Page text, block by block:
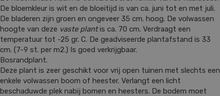
De bloemkleur is wit en de bloeitijd is van ca. juni tot en met juli.
De bladeren zijn groen en ongeveer 35 cm. hoog. De volwassen
hoogte van deze vaste plantis ca. 70 cm. Verdraagt een
temperatuur tot -25 gr. C. De geadviseerde plantafstand is 33
cm. (7-9 st. per m2.) Is goed verkrijgbaar.
Bosrandplant.
Deze plant is zeer geschikt voor vrij open tuinen met slechts een
enkele volwassen boom of heester. Verlangt een licht
beschaduwde plek nabij bomen en heesters. De bodem moet